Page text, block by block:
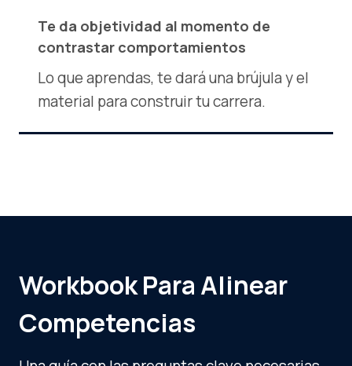
Te da objetividad al momento de
contrastar comportamientos
Lo que aprendas, te dará una brújula y el
material para construir tu carrera.
Workbook Para Alinear
Competencias